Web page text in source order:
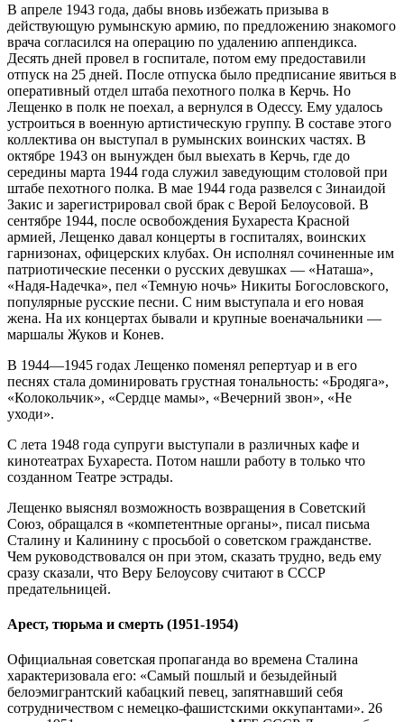
В апреле 1943 года, дабы вновь избежать призыва в
действующую румынскую армию, по предложению знакомого
врача согласился на операцию по удалению аппендикса.
Десять дней провел в госпитале, потом ему предоставили
отпуск на 25 дней. После отпуска было предписание явиться в
оперативный отдел штаба пехотного полка в Керчь. Но
Лещенко в полк не поехал, а вернулся в Одессу. Ему удалось
устроиться в военную артистическую группу. В составе этого
коллектива он выступал в румынских воинских частях. В
октябре 1943 он вынужден был выехать в Керчь, где до
середины марта 1944 года служил заведующим столовой при
штабе пехотного полка. В мае 1944 года развелся с Зинаидой
Закис и зарегистрировал свой брак с Верой Белоусовой. В
сентябре 1944, после освобождения Бухареста Красной
армией, Лещенко давал концерты в госпиталях, воинских
гарнизонах, офицерских клубах. Он исполнял сочиненные им
патриотические песенки о русских девушках — «Наташа»,
«Надя-Надечка», пел «Темную ночь» Никиты Богословского,
популярные русские песни. С ним выступала и его новая
жена. На их концертах бывали и крупные военачальники —
маршалы Жуков и Конев.
В 1944—1945 годах Лещенко поменял репертуар и в его
песнях стала доминировать грустная тональность: «Бродяга»,
«Колокольчик», «Сердце мамы», «Вечерний звон», «Не
уходи».
С лета 1948 года супруги выступали в различных кафе и
кинотеатрах Бухареста. Потом нашли работу в только что
созданном Театре эстрады.
Лещенко выяснял возможность возвращения в Советский
Союз, обращался в «компетентные органы», писал письма
Сталину и Калинину с просьбой о советском гражданстве.
Чем руководствовался он при этом, сказать трудно, ведь ему
сразу сказали, что Веру Белоусову считают в СССР
предательницей.
Арест, тюрьма и смерть (1951-1954)
Официальная советская пропаганда во времена Сталина
характеризовала его: «Самый пошлый и безыдейный
белоэмигрантский кабацкий певец, запятнавший себя
сотрудничеством с немецко-фашистскими оккупантами». 26